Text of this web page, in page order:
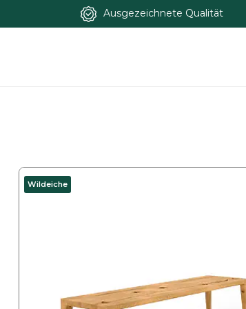
Ausgezeichnete Qualität
Wildeiche